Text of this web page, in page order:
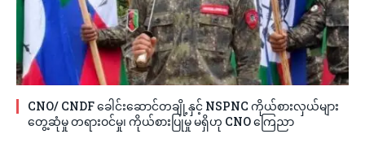
CNO/ CNDF ခေါင်းဆောင်တချို့နှင့် NSPNC ကိုယ်စားလှယ်များ
တွေ့ဆုံမှု တရားဝင်မှု၊ ကိုယ်စားပြုမှု မရှိဟု CNO ကြေညာ